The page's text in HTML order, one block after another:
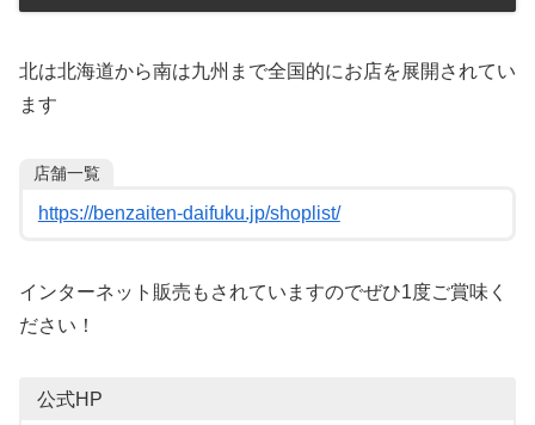
北は北海道から南は九州まで全国的にお店を展開されてい
ます
店舗一覧
https://benzaiten-daifuku.jp/shoplist/
インターネット販売もされていますのでぜひ1度ご賞味く
ださい！
公式HP